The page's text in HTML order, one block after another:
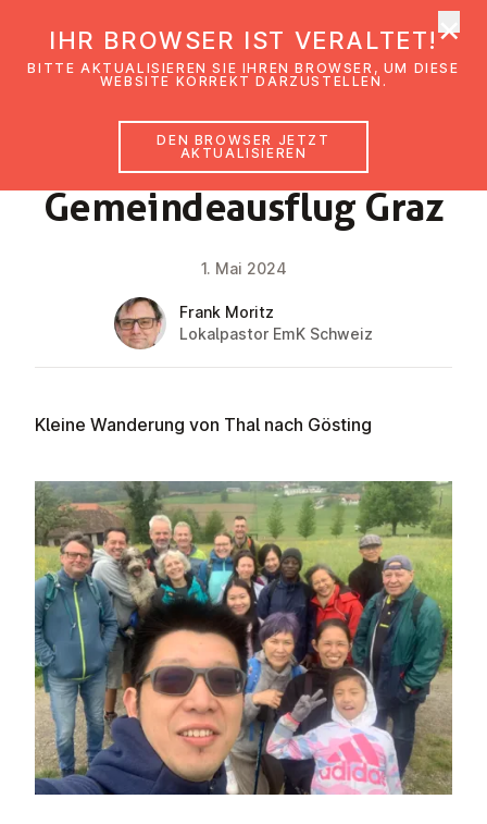
Ge­mein­de­aus­flug Graz
NEWS
1. Mai 2024
Frank Moritz
Lokalpastor EmK Schweiz
Kleine Wanderung von Thal nach Gösting
IHR BROWSER IST VERALTET!
BITTE AKTUALISIEREN SIE IHREN BROWSER, UM DIESE
WEBSITE KORREKT DARZUSTELLEN.
DEN BROWSER JETZT
AKTUALISIEREN
×